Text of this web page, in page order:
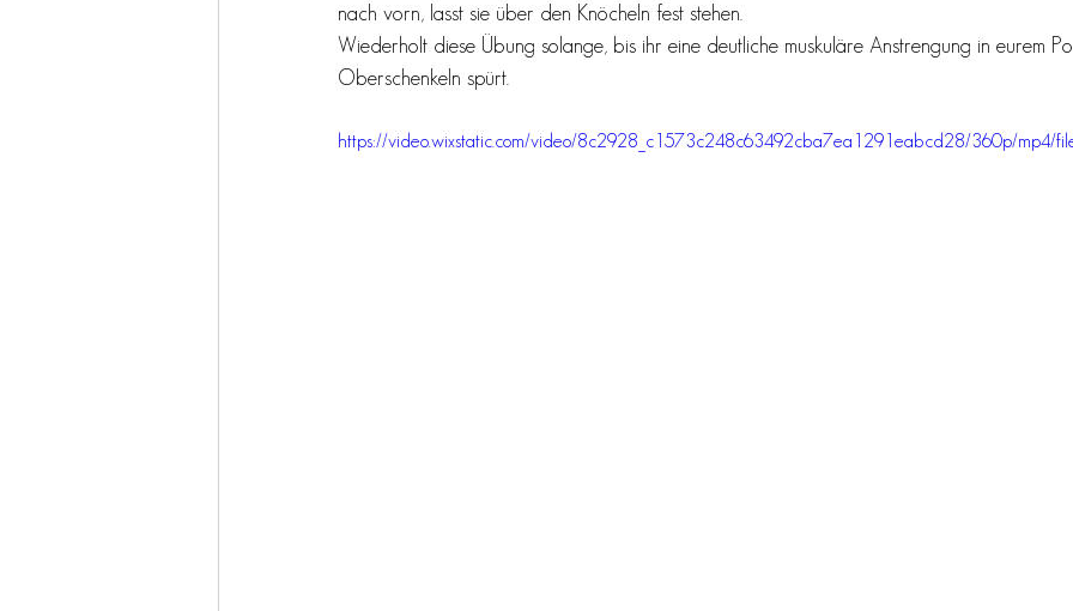
nach vorn, lasst sie über den Knöcheln fest stehen.
Wiederholt diese Übung solange, bis ihr eine deutliche muskuläre Anstrengung in eurem
Oberschenkeln spürt.
https://video.wixstatic.com/video/8c2928_c1573c248c63492cba7ea1291eabcd28/360p/mp4/